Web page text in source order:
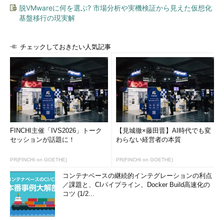
クシステムを相互に接続する場合には、同一階層プロトコルによ
る整合性にも注意が必要である。階層化の概念をしっかり理解し
個々の階層における役割・機能をつなぎ合わせ、それらの相互
作用を理解したうえで、システム間のつながりを把握していただ
きたい。各システムがネットワークを介して接続され、データが
どのように流れていくのか。つながりが見えれば、ネットワーク
のイメージが現実なものとして見えてくるはずである。単なる利
用者である限り架空の世界であるネットワークが、鮮明なイメー
ジとしてとらえられる。これは、ネットワークエンジニアにとっ
て必要不可欠なのである。
次に、ネットワークの全体像を理解していなければならない。
個々の詳細技術も必要ではあるが、まず全体像をイメージするこ
とが大切である。ネットワークと一口にいっても、家庭内LANか
ら企業LAN、全国拠点を結ぶWANなどさまざまである（
それぞれの特徴や形態を理解し、標準的な技術については一通り
脱VMwareに何を選ぶ? 市場分析や実機検証から見えた仮想化
基盤移行の現実解
チェックしておきたい人気記事
FINCHI主催「IVS2026」トーク
セッションが話題に！
PR(FINCHI on GOETHE)
【見城徹×藤田晋】AI時代でも変
わらない経営者の本質
PR(FINCHI on GOETHE)
コンテナベースの継続的インテグレーションの利点
／課題と、CIパイプライン、Docker Build高速化の
コツ (1/2...